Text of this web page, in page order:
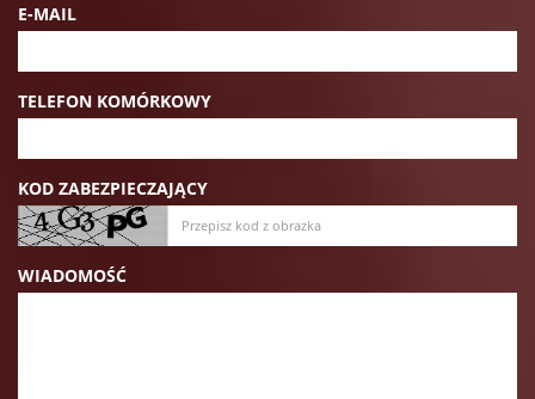
E-MAIL
TELEFON KOMÓRKOWY
KOD ZABEZPIECZAJĄCY
WIADOMOŚĆ